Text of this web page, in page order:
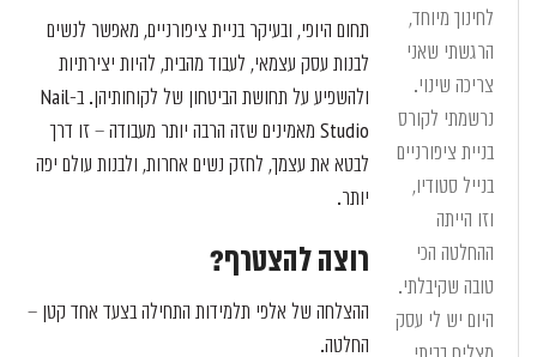
לחינוך מיוחד,
הרגשתי שאני
צריכה שינוי.
נרשמתי לקורס
בניית ציפורניים
בנייל סטודיו,
וזו הייתה
ההחלטה הכי
טובה שקיבלתי.
היום יש לי עסק
תחום היופי, ובעיקר בניית ציפורניים, מאפשר לנשים
לבנות עסק עצמאי, לעבוד מהבית, להיות יצירתיות
ולהשפיע על תחושת הביטחון של לקוחותיהן. ב-Nail
Studio מאמינים שזה הרבה יותר מעבודה – זו דרך
לבטא את עצמך, לחזק נשים אחרות, ולבנות עולם יפה
יותר.
רוצה להצטרף?
ההצלחה של אלפי תלמידות התחילה בצעד אחד קטן –
החלטה.